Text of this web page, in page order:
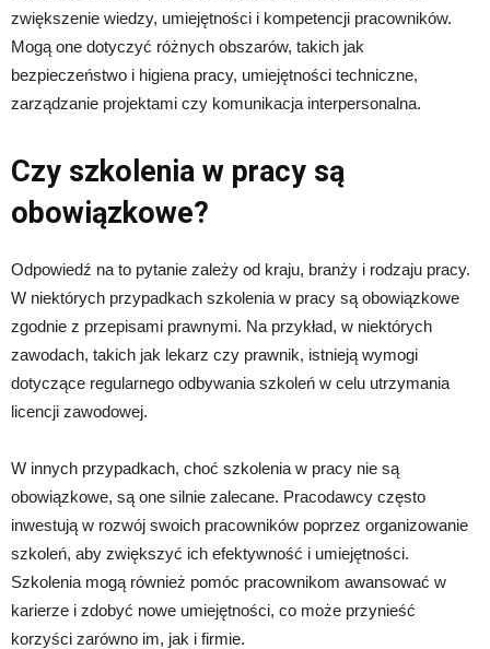
zwiększenie wiedzy, umiejętności i kompetencji pracowników.
Mogą one dotyczyć różnych obszarów, takich jak
bezpieczeństwo i higiena pracy, umiejętności techniczne,
zarządzanie projektami czy komunikacja interpersonalna.
Czy szkolenia w pracy są
obowiązkowe?
Odpowiedź na to pytanie zależy od kraju, branży i rodzaju pracy.
W niektórych przypadkach szkolenia w pracy są obowiązkowe
zgodnie z przepisami prawnymi. Na przykład, w niektórych
zawodach, takich jak lekarz czy prawnik, istnieją wymogi
dotyczące regularnego odbywania szkoleń w celu utrzymania
licencji zawodowej.
W innych przypadkach, choć szkolenia w pracy nie są
obowiązkowe, są one silnie zalecane. Pracodawcy często
inwestują w rozwój swoich pracowników poprzez organizowanie
szkoleń, aby zwiększyć ich efektywność i umiejętności.
Szkolenia mogą również pomóc pracownikom awansować w
karierze i zdobyć nowe umiejętności, co może przynieść
korzyści zarówno im, jak i firmie.